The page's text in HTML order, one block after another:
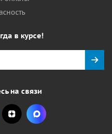
в курсе!
на связи